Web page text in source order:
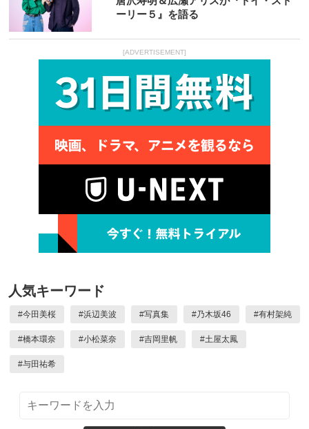
ーリー５』を語る
[ADVERTISEMENT]
人気キーワード
#今田美桜 #浜辺美波 #写真集 #乃木坂46 #有村架純
#橋本環奈 #小松菜奈 #吉岡里帆 #土屋太鳳
#与田祐希